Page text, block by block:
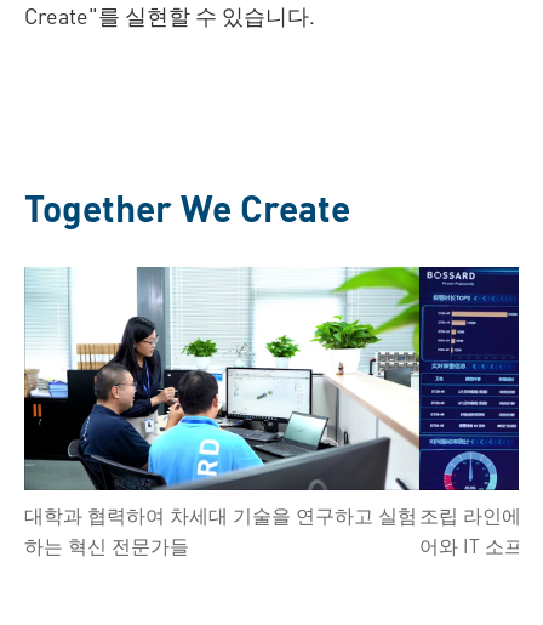
Create"를 실현할 수 있습니다.
Together We Create
대학과 협력하여 차세대 기술을 연구하고 실험
하는 혁신 전문가들
조립 라인에
어와 IT 소프